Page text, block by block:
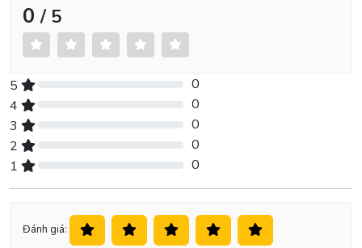
0 / 5
5
0
4
0
3
0
2
0
1
0
Đánh giá: